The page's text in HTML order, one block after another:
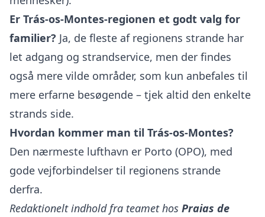
Er Trás-os-Montes-regionen et godt valg for
familier? Ja, de fleste af regionens strande har
let adgang og strandservice, men der findes
også mere vilde områder, som kun anbefales til
mere erfarne besøgende – tjek altid den enkelte
strands side.
Hvordan kommer man til Trás-os-Montes?
Den nærmeste lufthavn er Porto (OPO), med
gode vejforbindelser til regionens strande
derfra.
Redaktionelt indhold fra teamet hos Praias de